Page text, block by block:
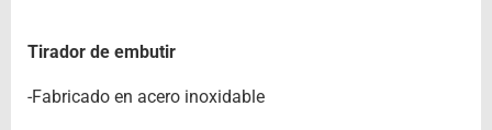
Tirador de embutir
-Fabricado en acero inoxidable